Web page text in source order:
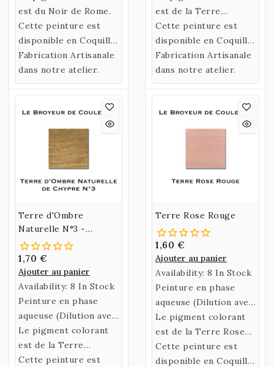
confectionnée selon
une recette historique
utilisant un liant
naturel fabriqué à
partir de Gomme
Arabique et d’Eau de
Miel.
est du Noir de Rome.
Cette peinture est
disponible en Coquille
ou en Godet.
Fabrication Artisanale
dans notre atelier.
confectionnée selon
une recette historique
utilisant un liant
naturel fabriqué à
partir de Gomme
Arabique et d’Eau de
Miel.
est de la Terre
d'Islande.
Cette peinture est
disponible en Coquille
ou en Godet.
Fabrication Artisanale
dans notre atelier.
Terre d'Ombre
Naturelle N°3 -
Chypre
1,70 €
Ajouter au panier
Availability: 8 In Stock
Peinture en phase
aqueuse (Dilution avec
de l’eau)
confectionnée selon
une recette historique
Le pigment colorant
est de la Terre
d'Ombre Naturelle de
Cette peinture est
Terre Rose Rouge
1,60 €
Ajouter au panier
Availability: 8 In Stock
Peinture en phase
aqueuse (Dilution avec
de l’eau)
confectionnée selon
une recette historique
utilisant un liant
Le pigment colorant
est de la Terre Rose
Rouge.
Cette peinture est
disponible en Coquille